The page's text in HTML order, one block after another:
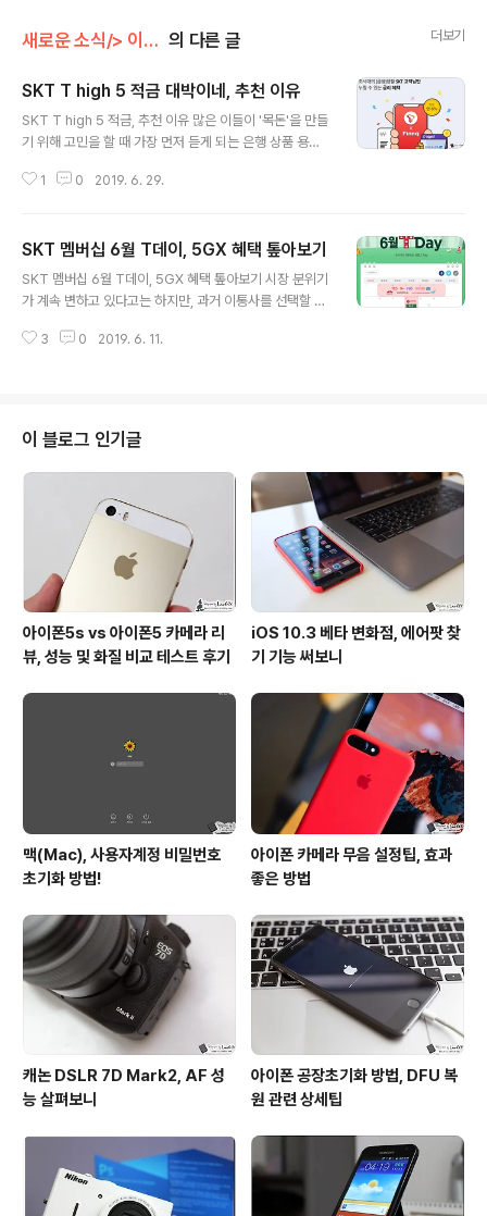
새로운 소식/> 이벤트(Event) 의 다른 글 더보기
SKT T high 5 적금 대박이네, 추천 이유
SKT T high 5 적금, 추천 이유 많은 이들이 '목돈'을 만들
기 위해 고민을 할 때 가장 먼저 듣게 되는 은행 상품 용어
V 프로그램에서 이 둘의 차이를 잘 모르는 분들이 많다는
게 되는 형식이고, 후자는 특정 기간 동안 금액을 나눠서 넣
어 목돈을 모으는 방식이라고 이해를 하시면 될 듯 합니다.
아무튼, 이처럼 결국 좀 더 큰 돈을 모으는 것을 목표를 한
때 결국 핵심은 '이자'가 얼마나 되느냐 하는 게 아닐까 싶
1 0 2019. 6. 29.
SKT 멤버십 6월 T데이, 5GX 혜택 톺아보기
SKT 멤버십 6월 T데이, 5GX 혜택 톺아보기 시장 분위기
가 계속 변하고 있다고는 하지만, 과거 이통사를 선택할 때
맵, T멤버십' 등을 꼽곤 했습니다. 저역시 방금 말한 부분에
이상.. 꽤 유용한 것들임에도 그냥 놓치고 지나치는 경우가
많은 게 사실입니다. 예를 들어, 특정 등급의 경우 무료로
영화를 볼 수 있다거나 해외에서도 이를 통해 할인 혜택을
받을 수 있는 것처럼 말이죠. 이번 글에서 소개드린 건 이런
다양한 내용들 중 매달 꼭 챙겨서 알아두면 좋은 T데이 혜
3 0 2019. 6. 11.
이 블로그 인기글
아이폰5s vs 아이폰5 카메라 리
뷰, 성능 및 화질 비교 테스트 후기
iOS 10.3 베타 변화점, 에어팟 찾
기 기능 써보니
맥(Mac), 사용자계정 비밀번호
초기화 방법!
아이폰 카메라 무음 설정팁, 효과
좋은 방법
캐논 DSLR 7D Mark2, AF 성
능 살펴보니
아이폰 공장초기화 방법, DFU 복
원 관련 상세팁